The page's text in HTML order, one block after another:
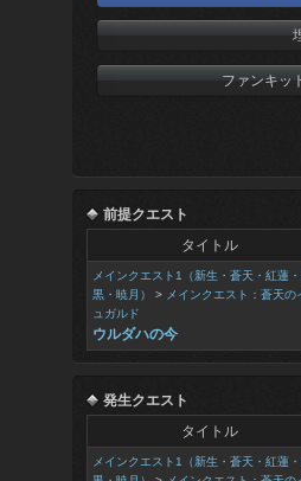
ファンキッ
前提クエスト
タイトル
メインクエスト1（新生・蒼天・紅蓮
黒・暁月）
> メインクエスト：蒼天の
ュガルド
ウルダハの今
発生クエスト
タイトル
メインクエスト1（新生・蒼天・紅蓮